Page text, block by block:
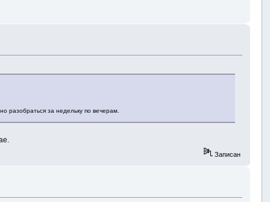
разобраться за недельку по вечерам.
Записан